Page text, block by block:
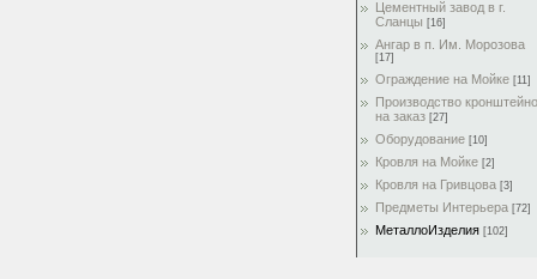
Цементный завод в г.
Сланцы [16]
Ангар в п. Им. Морозова
[17]
Ограждение на Мойке [11]
Производство
на заказ [27]
Оборудование [10]
Кровля на Мойке [2]
Кровля на Гривцова [3]
Предметы Интерьера [72]
МеталлоИзделия [102]